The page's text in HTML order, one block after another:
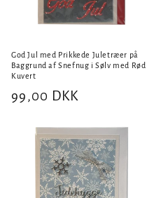
God Jul med Prikkede Juletræer på
Baggrund af Snefnug i Sølv med Rød
Kuvert
Normalpris
99,00 DKK